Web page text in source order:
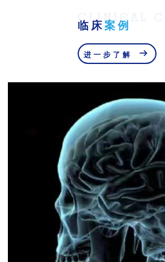
CLINICAL
临床案例
进一步了解 